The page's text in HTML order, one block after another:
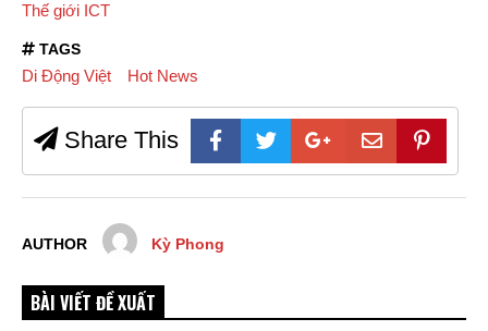
Thế giới ICT
TAGS
Di Động Việt Hot News
Share This
AUTHOR Kỳ Phong
BÀI VIẾT ĐỀ XUẤT